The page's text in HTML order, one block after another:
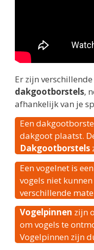
Er zijn
dakgootborstels,
afhankelijk van je
Een
dakgoot plaatst.
Dakgootborstels
Een vogelnet is
vogels niet
verschillende
Vogelpinnen zijn
om vogels te
Vogelpinnen zijn